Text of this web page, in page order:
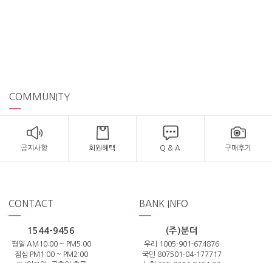
COMMUNITY
공지사항 회원혜택 Q & A 구매후기
CONTACT
1544-9456
평일 AM10:00 ~ PM5:00
점심 PM1:00 ~ PM2:00
BANK INFO
(주)분더
우리 1005-901-674876
국민 807501-04-177717